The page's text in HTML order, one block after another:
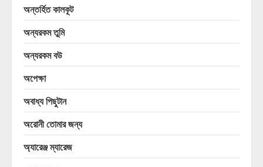
অন্তর্হিত কালকূট
অন্যরকম তুমি
অন্যরকম বউ
অপেক্ষা
অবাধ্য পিছুটান
অরোনী তোমার জন্য
অ্যারেঞ্জ ম্যারেজ